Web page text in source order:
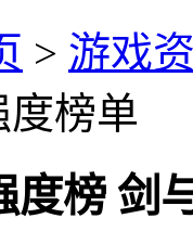
> 游戏
榜单
度榜 剑